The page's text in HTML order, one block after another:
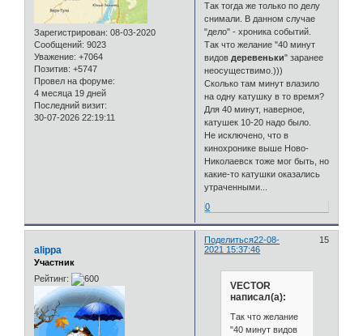
Зарегистрирован: 08-03-2020
Сообщений: 9023
Уважение: +7064
Позитив: +5747
Провел на форуме:
4 месяца 19 дней
Последний визит:
30-07-2026 22:19:11
Так тогда же только по делу
снимали. В данном случае
"дело" - хроника событий.
Так что желание "40 минут
видов деревеньки" заранее
неосуществимо.)))
Сколько там минут влазило
на одну катушку в то время?
Для 40 минут, наверное,
катушек 10-20 надо было.
Не исключено, что в
кинохронике выше Ново-
Николаевск тоже мог быть, но
какие-то катушки оказались
утраченными...
0
Поделиться 15
22-08-
2021 15:37:46
alippa
Участник
Рейтинг:
VECTOR
написал(а):
Так что желание
"40 минут видов